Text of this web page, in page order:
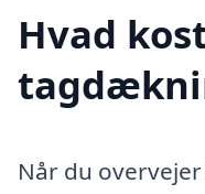
Hvad
Når du